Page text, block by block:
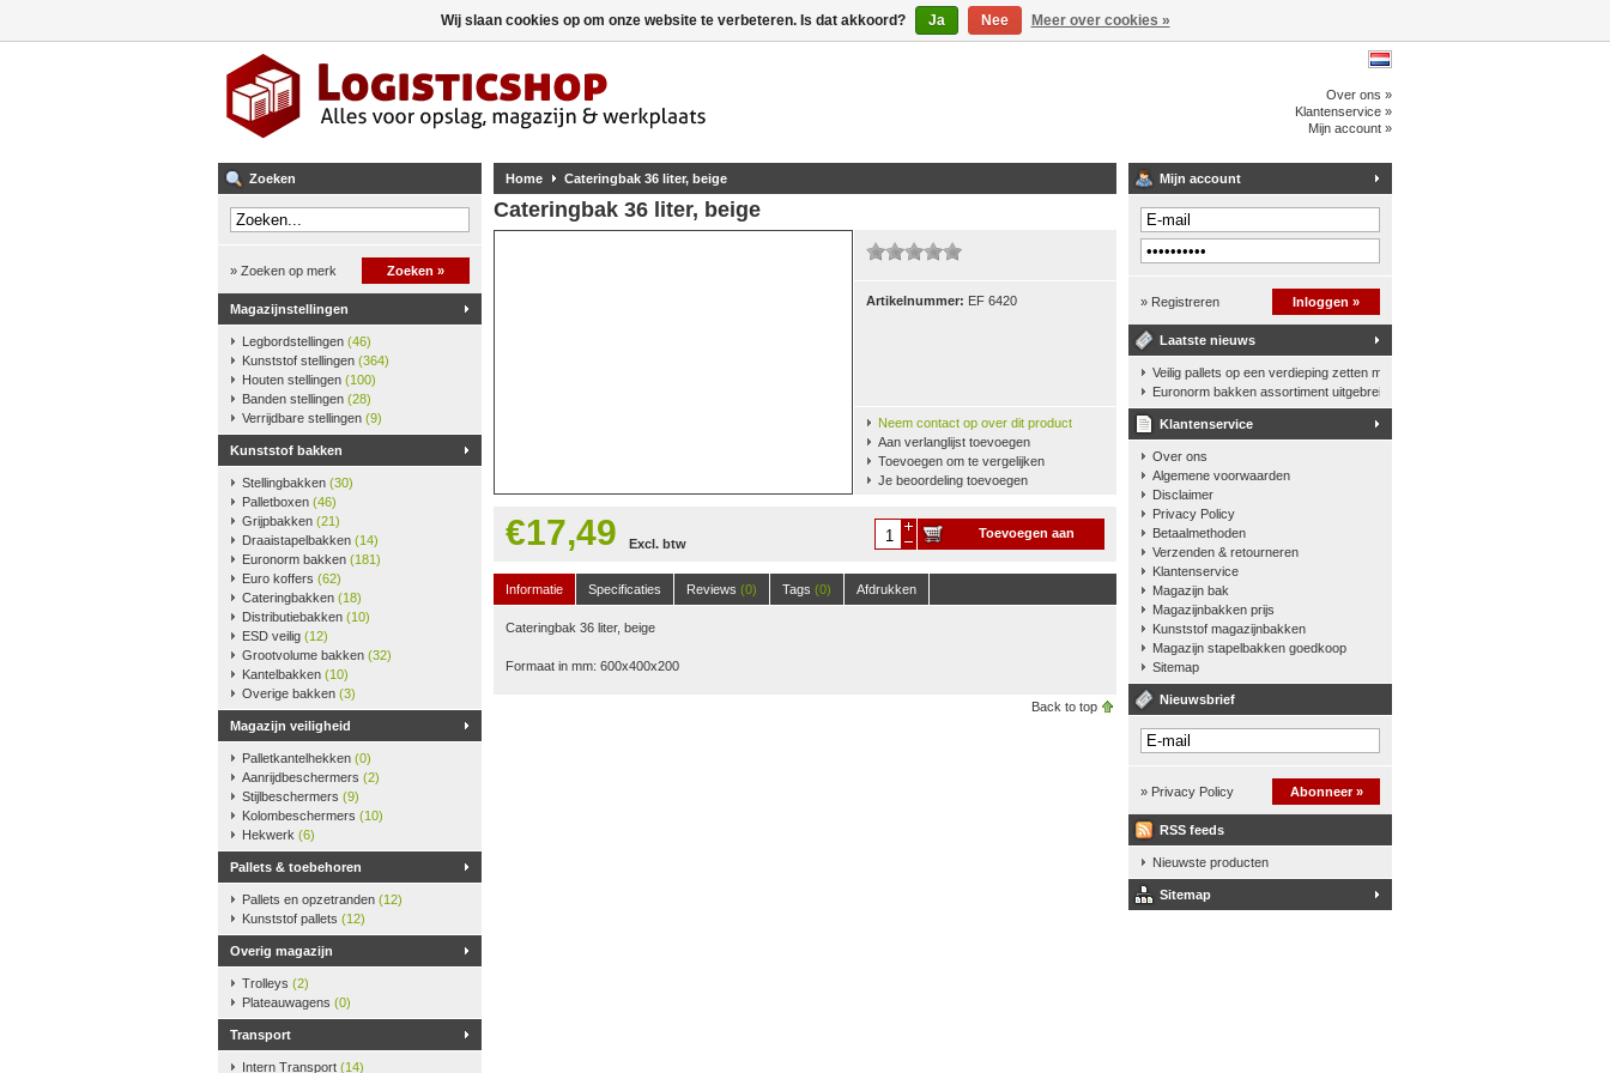
Over ons »
Klantenservice »
Mijn account »
Zoeken
» Zoeken op merk Zoeken »
Magazijnstellingen
Legbordstellingen (46)
Kunststof stellingen (364)
Houten stellingen (100)
Banden stellingen (28)
Verrijdbare stellingen (9)
Kunststof bakken
Stellingbakken (30)
Palletboxen (46)
Grijpbakken (21)
Draaistapelbakken (14)
Euronorm bakken (181)
Euro koffers (62)
Cateringbakken (18)
Distributiebakken (10)
ESD veilig (12)
Grootvolume bakken (32)
Kantelbakken (10)
Overige bakken (3)
Magazijn veiligheid
Palletkantelhekken (0)
Aanrijdbeschermers (2)
Stijlbeschermers (9)
Kolombeschermers (10)
Hekwerk (6)
Pallets & toebehoren
Pallets en opzetranden (12)
Kunststof pallets (12)
Overig magazijn
Trolleys (2)
Plateauwagens (0)
Transport
Intern Transport (14)
Home Cateringbak 36 liter, beige
Cateringbak 36 liter, beige
Artikelnummer: EF 6420
Neem contact op over dit product
Aan verlanglijst toevoegen
Toevoegen om te vergelijken
Je beoordeling toevoegen
€17,49 Excl. btw
Toevoegen aan
Informatie
Specificaties Reviews (0) Tags (0) Afdrukken
Cateringbak 36 liter, beige
Formaat in mm: 600x400x200
Back to top
Mijn account
» Registreren Inloggen »
Laatste nieuws
Veilig pallets op een verdieping zetten met een palletkantelhek
Euronorm bakken assortiment uitgebreid
Klantenservice
Over ons
Algemene voorwaarden
Disclaimer
Privacy Policy
Betaalmethoden
Verzenden & retourneren
Klantenservice
Magazijn bak
Magazijnbakken prijs
Kunststof magazijnbakken
Magazijn stapelbakken goedkoop
Sitemap
Nieuwsbrief
» Privacy Policy Abonneer »
RSS feeds
Nieuwste producten
Sitemap
Wij slaan cookies op om onze website te verbeteren. Is dat akkoord? Ja Nee Meer over cookies »